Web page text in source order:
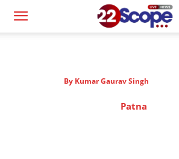
By Kumar Gaurav Singh
Patna